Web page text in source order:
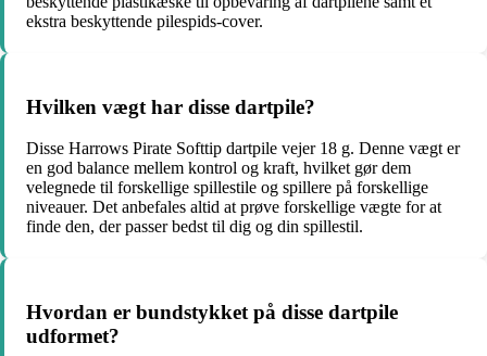
ekstra beskyttende pilespids-cover.
Hvilken vægt har disse dartpile?
Disse Harrows Pirate Softtip dartpile vejer 18 g. Denne vægt er
en god balance mellem kontrol og kraft, hvilket gør dem
velegnede til forskellige spillestile og spillere på forskellige
niveauer. Det anbefales altid at prøve forskellige vægte for at
finde den, der passer bedst til dig og din spillestil.
Hvordan er bundstykket på disse dartpile
udformet?